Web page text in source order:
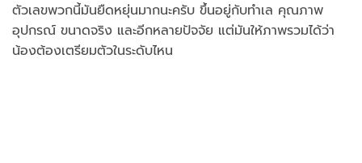
ตัวเลขพวกนี้มันยืดหยุ่นมากนะครับ ขึ้นอยู่กับทำเล คุณภาพ
อุปกรณ์ ขนาดจริง และอีกหลายปัจจัย แต่มันให้ภาพรวมได้ว่า
น้องต้องเตรียมตัวในระดับไหน